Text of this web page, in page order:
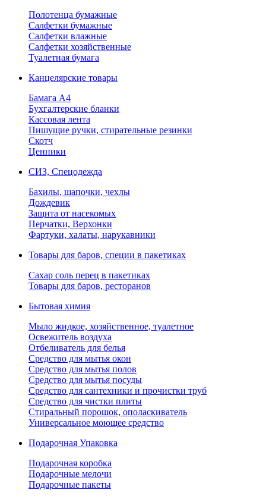
Полотенца бумажные
Салфетки бумажные
Салфетки влажные
Салфетки хозяйственные
Туалетная бумага
Канцелярские товары
Бамага А4
Бухгалтерские бланки
Кассовая лента
Пишущие ручки, стирательные резинки
Скотч
Ценники
СИЗ, Спецодежда
Бахилы, шапочки, чехлы
Дождевик
Защита от насекомых
Перчатки, Верхонки
Фартуки, халаты, нарукавники
Товары для баров, специи в пакетиках
Сахар соль перец в пакетиках
Товары для баров, ресторанов
Бытовая химия
Мыло жидкое, хозяйственное, туалетное
Освежитель воздуха
Отбеливатель для белья
Средство для мытья окон
Средство для мытья полов
Средство для мытья посуды
Средство для сантехники и прочистки труб
Средство для чистки плиты
Стиральный порошок, ополаскиватель
Универсальное моющее средство
Подарочная Упаковка
Подарочная коробка
Подарочные мелочи
Подарочные пакеты